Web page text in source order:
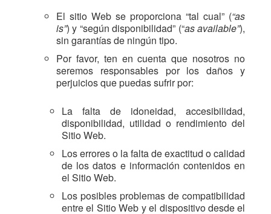
El sitio Web se proporciona “tal cual” (“as
is”) y “según disponibilidad” (“as available”),
sin garantías de ningún tipo.
Por favor, ten en cuenta que nosotros no
seremos responsables por los daños y
perjuicios que puedas sufrir por:
La falta de idoneidad, accesibilidad,
disponibilidad, utilidad o rendimiento del
Sitio Web.
Los errores o la falta de exactitud o calidad
de los datos e información contenidos en
el Sitio Web.
Los posibles problemas de compatibilidad
entre el Sitio Web y el dispositivo desde el